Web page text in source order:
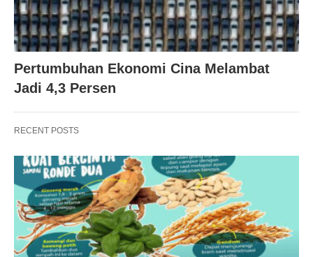
Pertumbuhan Ekonomi Cina Melambat
Jadi 4,3 Persen
RECENT POSTS